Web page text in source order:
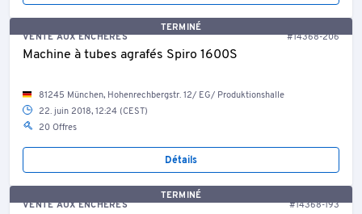
TERMINÉ
VENTE AUX ENCHÈRES
#14368-206
Machine à tubes agrafés Spiro 1600S
81245 München, Hohenrechbergstr. 12/ EG/ Produktionshalle
22. juin 2018, 12:24 (CEST)
20 Offres
Détails
TERMINÉ
VENTE AUX ENCHÈRES
#14368-193